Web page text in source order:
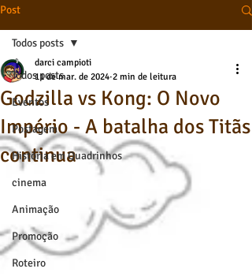
Post
Todos posts
Eventos
Postagem
História em Quadrinhos
cinema
Animação
Promoção
Roteiro
Todos posts
Godzilla vs Kong: O Novo
Império - A batalha dos Titãs
continua
darci campioti
11 de mar. de 2024 2 min de leitura